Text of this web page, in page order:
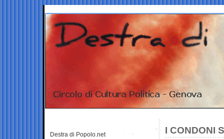
I CONDONI
Destra di Popolo.net